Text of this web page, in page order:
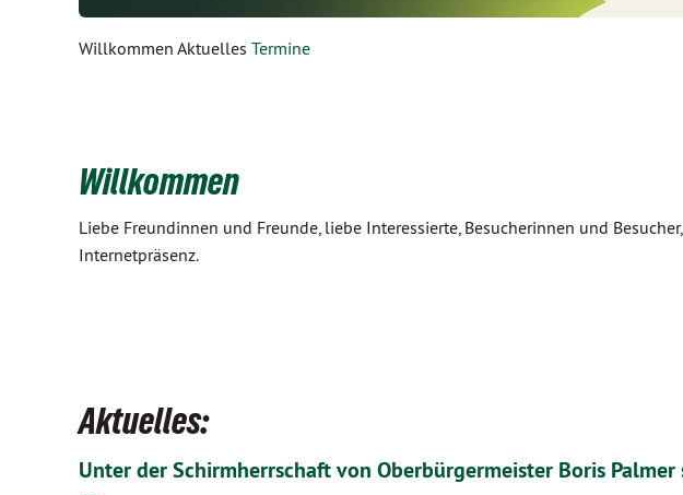
Willkommen Aktuelles Termine
Willkommen
Liebe Freundinnen und Freunde, liebe Interessierte, Besucherinnen und
Internetpräsenz.
Aktuelles:
Unter der Schirmherrschaft von Oberbürgermeister Boris Palmer